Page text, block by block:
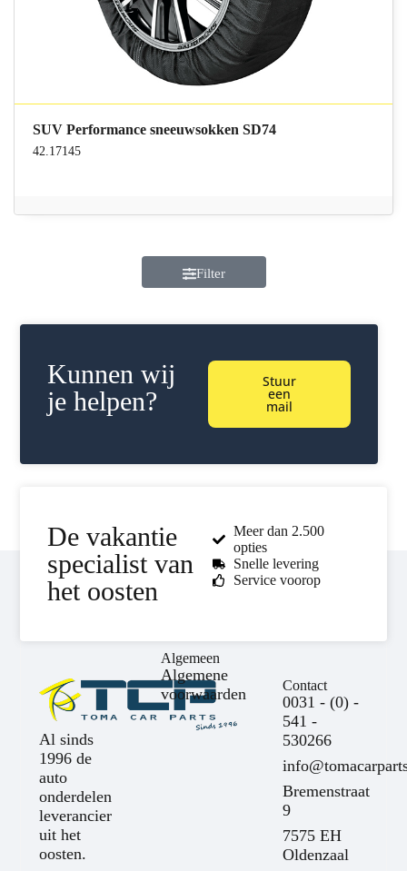
SUV Performance sneeuwsokken SD74
42.17145
Filter
Kunnen wij
je helpen?
Stuur
een
mail
De vakantie
specialist van
het oosten
Meer dan 2.500
opties
Snelle levering
Service voorop
Al sinds
1996 de
auto
onderdelen
leverancier
uit het
oosten.
Algemeen
Algemene
voorwaarden
Contact
0031 - (0) -
541 -
530266
Bremenstraat
9
7575 EH
Oldenzaal